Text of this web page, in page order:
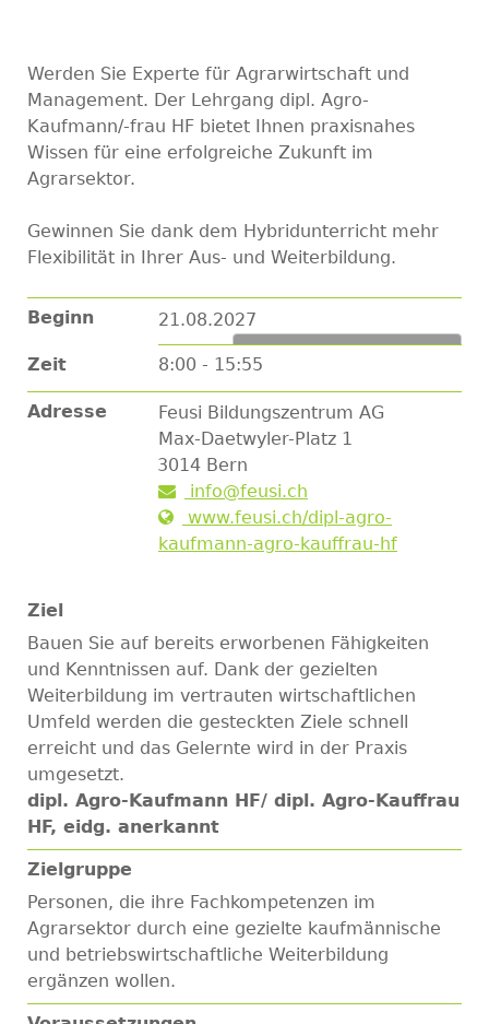
Werden Sie Experte für Agrarwirtschaft und
Management. Der Lehrgang dipl. Agro-
Kaufmann/-frau HF bietet Ihnen praxisnahes
Wissen für eine erfolgreiche Zukunft im
Agrarsektor.
Gewinnen Sie dank dem Hybridunterricht mehr
Flexibilität in Ihrer Aus- und Weiterbildung.
Beginn 21.08.2027
Zeit 8:00 - 15:55
Adresse
Feusi Bildungszentrum AG
Max-Daetwyler-Platz 1
3014 Bern
info@feusi.ch
www.feusi.ch/dipl-agro-
kaufmann-agro-kauffrau-hf
Ziel
Bauen Sie auf bereits erworbenen Fähigkeiten
und Kenntnissen auf. Dank der gezielten
Weiterbildung im vertrauten wirtschaftlichen
Umfeld werden die gesteckten Ziele schnell
erreicht und das Gelernte wird in der Praxis
umgesetzt.
dipl. Agro-Kaufmann HF/ dipl. Agro-Kauffrau
HF, eidg. anerkannt
Zielgruppe
Personen, die ihre Fachkompetenzen im
Agrarsektor durch eine gezielte kaufmännische
und betriebswirtschaftliche Weiterbildung
ergänzen wollen.